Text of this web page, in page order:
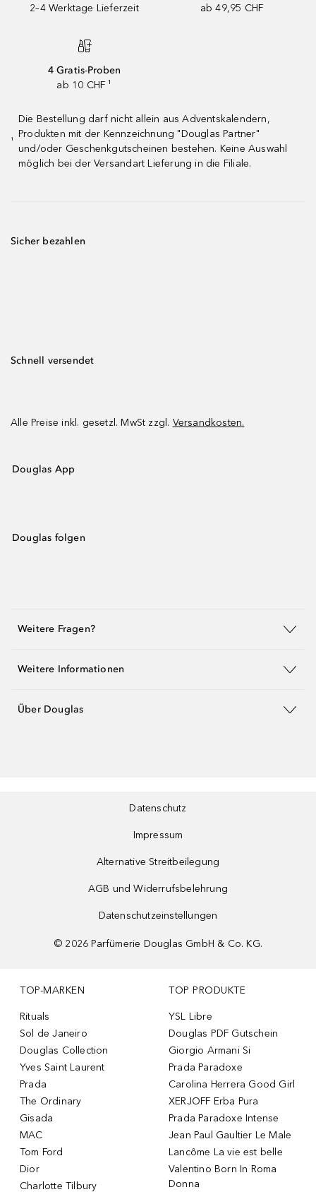
2–4 Werktage Lieferzeit ab 49,95 CHF
4 Gratis-Proben
ab 10 CHF ¹
¹
Die Bestellung darf nicht allein aus Adventskalendern,
Produkten mit der Kennzeichnung "Douglas Partner"
und/oder Geschenkgutscheinen bestehen. Keine Auswahl
möglich bei der Versandart Lieferung in die Filiale.
Sicher bezahlen
Schnell versendet
Alle Preise inkl. gesetzl. MwSt zzgl. Versandkosten.
Douglas App
Douglas folgen
Weitere Fragen?
Weitere Informationen
Über Douglas
Datenschutz
Impressum
Alternative Streitbeilegung
AGB und Widerrufsbelehrung
Datenschutzeinstellungen
© 2026 Parfümerie Douglas GmbH & Co. KG.
TOP-MARKEN
Rituals
Sol de Janeiro
Douglas Collection
Yves Saint Laurent
Prada
The Ordinary
Gisada
MAC
Tom Ford
Dior
Charlotte Tilbury
TOP PRODUKTE
YSL Libre
Douglas PDF Gutschein
Giorgio Armani Si
Prada Paradoxe
Carolina Herrera Good Girl
XERJOFF Erba Pura
Prada Paradoxe Intense
Jean Paul Gaultier Le Male
Lancôme La vie est belle
Valentino Born In Roma
Donna